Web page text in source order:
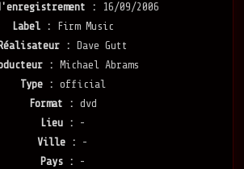
:
16/09/2006
Label :
Firm Music
Réalisateur :
Dave Gutt
:
Michael Abrams
Type : official
Format : dvd
Lieu :
-
Ville :
-
Pays :
-